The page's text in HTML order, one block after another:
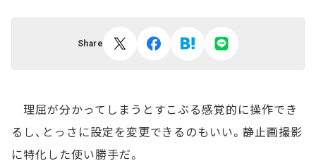
Share
理屈が分かってしまうとすこぶる感覚的に操作でき
るし、とっさに設定を変更できるのもいい。静止画撮影
に特化した使い勝手だ。